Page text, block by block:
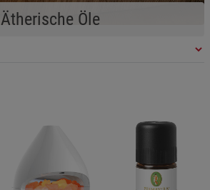
Ätherische Öle